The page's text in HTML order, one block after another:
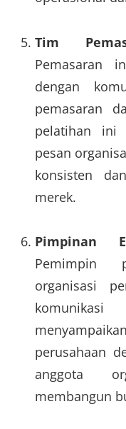
Tim
Pemasaran
dengan
pemasaran
pelatihan ini
pesan
konsisten
merek.
Pimpinan
Pemimpin
organisasi
perusahaan
anggota
membangun